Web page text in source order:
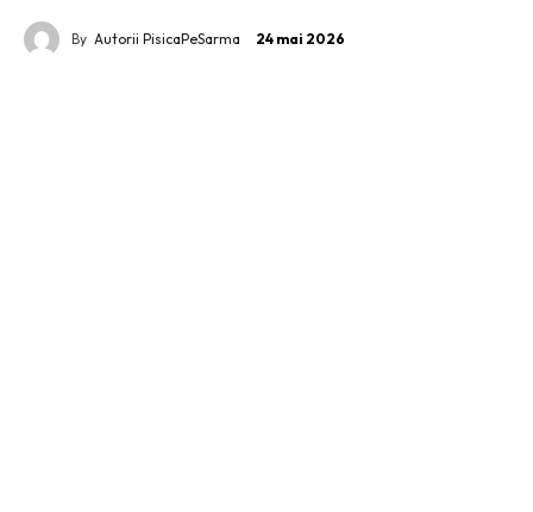
By Autorii PisicaPeSarma 24 mai 2026